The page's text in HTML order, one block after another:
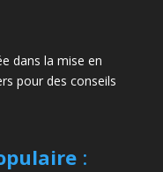
dans la mise en
pour des conseils
: